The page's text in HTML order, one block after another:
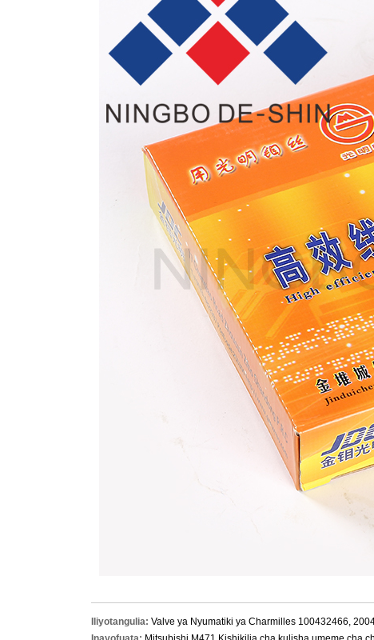
Iliyotangulia: Valve ya Nyumatiki ya Charmilles 100432466,